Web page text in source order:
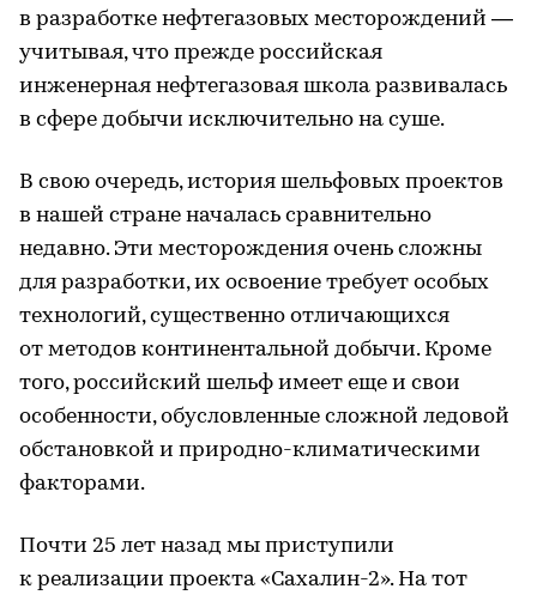
в разработке нефтегазовых месторождений —
учитывая, что прежде российская
инженерная нефтегазовая школа развивалась
в сфере добычи исключительно на суше.
В свою очередь, история шельфовых проектов
в нашей стране началась сравнительно
недавно. Эти месторождения очень сложны
для разработки, их освоение требует особых
технологий, существенно отличающихся
от методов континентальной добычи. Кроме
того, российский шельф имеет еще и свои
особенности, обусловленные сложной ледовой
обстановкой и природно-климатическими
факторами.
Почти 25 лет назад мы приступили
к реализации проекта «Сахалин-2». На тот